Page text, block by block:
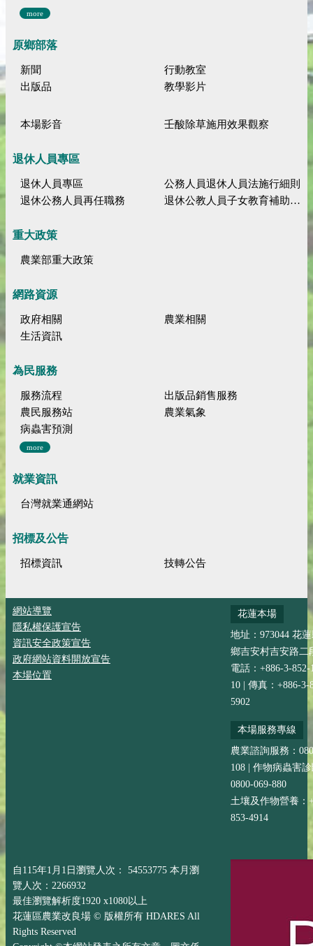
more
原鄉部落
新聞
行動教室
出版品
教學影片
本場影音 壬酸除草施用效果觀察
退休人員專區
退休人員專區
公務人員退休人員法施行細則
退休公務人員再任職務
退休公教人員子女教育補助規定
重大政策
農業部重大政策
網路資源
政府相關
農業相關
生活資訊
為民服務
服務流程
出版品銷售服務
農民服務站
農業氣象
病蟲害預測
more
就業資訊
台灣就業通網站
招標及公告
招標資訊 技轉公告
網站導覽
隱私權保護宣告
資訊安全政策宣告
政府網站資料開放宣告
本場位置
花蓮本場
地址：973044 花
鄉吉安村吉安路二
電話：+886-3-852-
10 | 傳真：+886-3-
5902
本場服務專線
農業諮詢服務：
108 | 作物病蟲害
0800-069-880
土壤及作物營養：
853-4914
自115年1月1日瀏覽人次： 54553775 本月瀏
覽人次：2266932
最佳瀏覽解析度1920 x1080以上
花蓮區農業改良場 © 版權所有 HDARES All
Rights Reserved